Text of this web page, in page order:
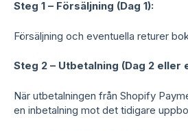
Steg 1 – Försäljning (Dag 1):
Försäljning och eventuella returer
Steg 2 – Utbetalning (Dag 2
När utbetalningen från Shopify
en inbetalning mot det tidigare